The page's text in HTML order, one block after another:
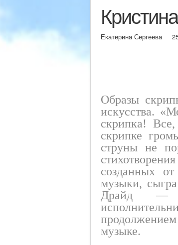
Екатерина Сергеева
Образы
искусства.
скрипка!
скрипке
струны не
созданных
музыки,
Драйд —
продолжением
музыке.